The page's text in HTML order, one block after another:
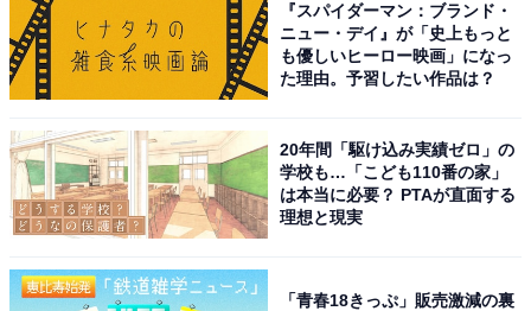
『スパイダーマン：ブランド・
ニュー・デイ』が「史上もっと
も優しいヒーロー映画」になっ
た理由。予習したい作品は？
20年間「駆け込み実績ゼロ」の
学校も…「こども110番の家」
は本当に必要？ PTAが直面する
理想と現実
「青春18きっぷ」販売激減の裏